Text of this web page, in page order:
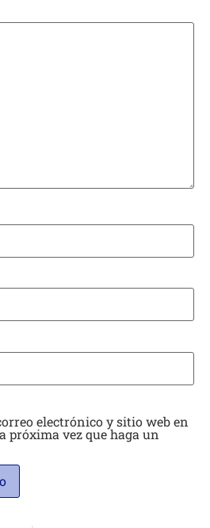
electrónico y sitio web en
próxima vez que haga un